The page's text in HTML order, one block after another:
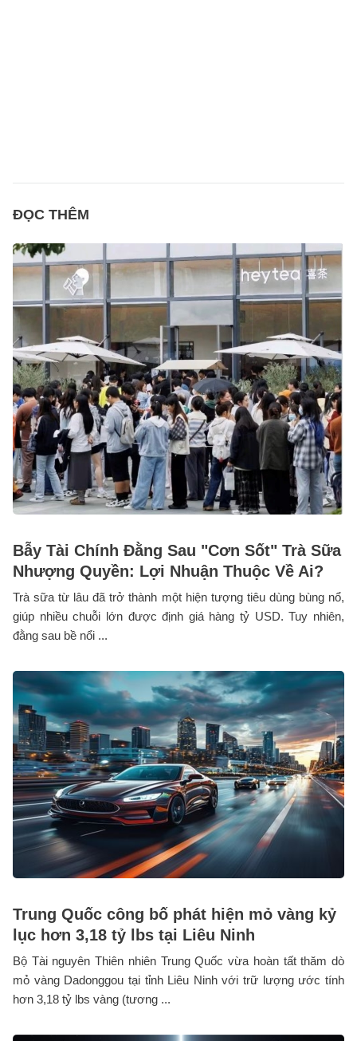
ĐỌC THÊM
Bẫy Tài Chính Đằng Sau "Cơn Sốt" Trà Sữa
Nhượng Quyền: Lợi Nhuận Thuộc Về Ai?
Trà sữa từ lâu đã trở thành một hiện tượng tiêu dùng bùng nổ,
giúp nhiều chuỗi lớn được định giá hàng tỷ USD. Tuy nhiên,
đằng sau bề nổi ...
Trung Quốc công bố phát hiện mỏ vàng kỷ
lục hơn 3,18 tỷ lbs tại Liêu Ninh
Bộ Tài nguyên Thiên nhiên Trung Quốc vừa hoàn tất thăm dò
mỏ vàng Dadonggou tại tỉnh Liêu Ninh với trữ lượng ước tính
hơn 3,18 tỷ lbs vàng (tương ...